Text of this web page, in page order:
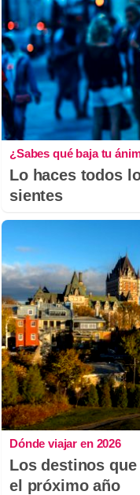
¿Sabes qué baja tu
Lo haces todos
sientes
Dónde viajar en 2026
Los destinos
el próximo año